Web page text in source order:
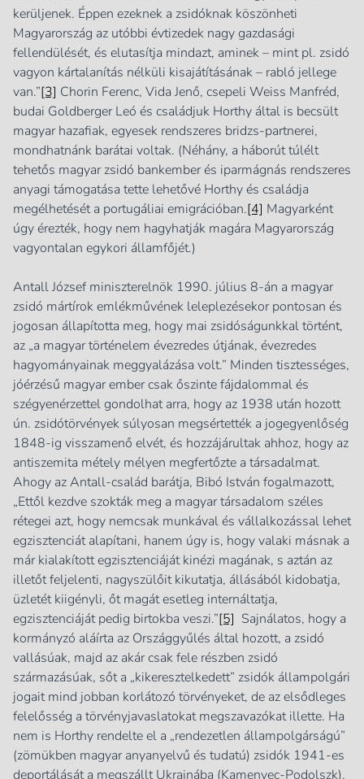
kerüljenek. Éppen ezeknek a zsidóknak köszönheti
Magyarország az utóbbi évtizedek nagy gazdasági
fellendülését, és elutasítja mindazt, aminek – mint pl. zsidó
vagyon kártalanítás nélküli kisajátításának – rabló jellege
van.”[3] Chorin Ferenc, Vida Jenő, csepeli Weiss Manfréd,
budai Goldberger Leó és családjuk Horthy által is becsült
magyar hazafiak, egyesek rendszeres bridzs-partnerei,
mondhatnánk barátai voltak. (Néhány, a háborút túlélt
tehetős magyar zsidó bankember és iparmágnás rendszeres
anyagi támogatása tette lehetővé Horthy és családja
megélhetését a portugáliai emigrációban.[4] Magyarként
úgy érezték, hogy nem hagyhatják magára Magyarország
vagyontalan egykori államfőjét.)
Antall József miniszterelnök 1990. július 8-án a magyar
zsidó mártírok emlékművének leleplezésekor pontosan és
jogosan állapította meg, hogy mai zsidóságunkkal történt,
az „a magyar történelem évezredes útjának, évezredes
hagyományainak meggyalázása volt.” Minden tisztességes,
jóérzésű magyar ember csak őszinte fájdalommal és
szégyenérzettel gondolhat arra, hogy az 1938 után hozott
ún. zsidótörvények súlyosan megsértették a jogegyenlőség
1848-ig visszamenő elvét, és hozzájárultak ahhoz, hogy az
antiszemita métely mélyen megfertőzte a társadalmat.
Ahogy az Antall-család barátja, Bibó István fogalmazott,
„Ettől kezdve szokták meg a magyar társadalom széles
rétegei azt, hogy nemcsak munkával és vállalkozással lehet
egzisztenciát alapítani, hanem úgy is, hogy valaki másnak a
már kialakított egzisztenciáját kinézi magának, s aztán az
illetőt feljelenti, nagyszülőit kikutatja, állásából kidobatja,
üzletét kiigényli, őt magát esetleg internáltatja,
egzisztenciáját pedig birtokba veszi.”[5] Sajnálatos, hogy a
kormányzó aláírta az Országgyűlés által hozott, a zsidó
vallásúak, majd az akár csak fele részben zsidó
származásúak, sőt a „kikeresztelkedett” zsidók állampolgári
jogait mind jobban korlátozó törvényeket, de az elsődleges
felelősség a törvényjavaslatokat megszavazókat illette. Ha
nem is Horthy rendelte el a „rendezetlen állampolgárságú”
(zömükben magyar anyanyelvű és tudatú) zsidók 1941-es
deportálását a megszállt Ukrajnába (Kamenyec-Podolszk),